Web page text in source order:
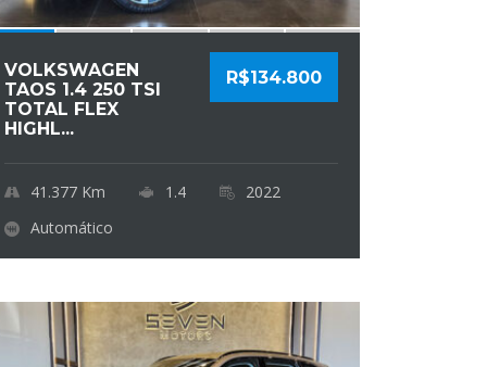
R$134.800
VOLKSWAGEN
TAOS 1.4 250 TSI
TOTAL FLEX
HIGHL...
41.377 Km 1.4
2022
Automático